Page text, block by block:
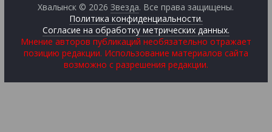
Хвалынск © 2026Звезда. Все права защищены.
Политика конфиденциальности.
Согласие на обработку метрических данных.
Мнение авторов публикаций необязательно отражает
позицию редакции. Использование материалов сайта
возможно с разрешения редакции.